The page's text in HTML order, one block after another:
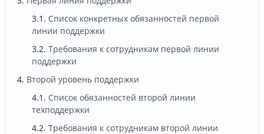
Список конкретных обязанностей первой
линии поддержки
Требования к сотрудникам первой линии
поддержки
Второй уровень поддержки
Список обязанностей второй линии
техподдержки
Требования к сотрудникам второй линии